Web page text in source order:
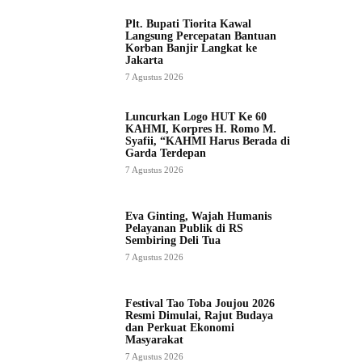
Plt. Bupati Tiorita Kawal
Langsung Percepatan Bantuan
Korban Banjir Langkat ke
Jakarta
7 Agustus 2026
Luncurkan Logo HUT Ke 60
KAHMI, Korpres H. Romo M.
Syafii, “KAHMI Harus Berada di
Garda Terdepan
7 Agustus 2026
Eva Ginting, Wajah Humanis
Pelayanan Publik di RS
Sembiring Deli Tua
7 Agustus 2026
Festival Tao Toba Joujou 2026
Resmi Dimulai, Rajut Budaya
dan Perkuat Ekonomi
Masyarakat
7 Agustus 2026